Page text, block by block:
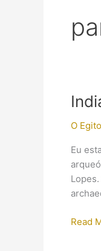
O
Eu
Indiana
Read